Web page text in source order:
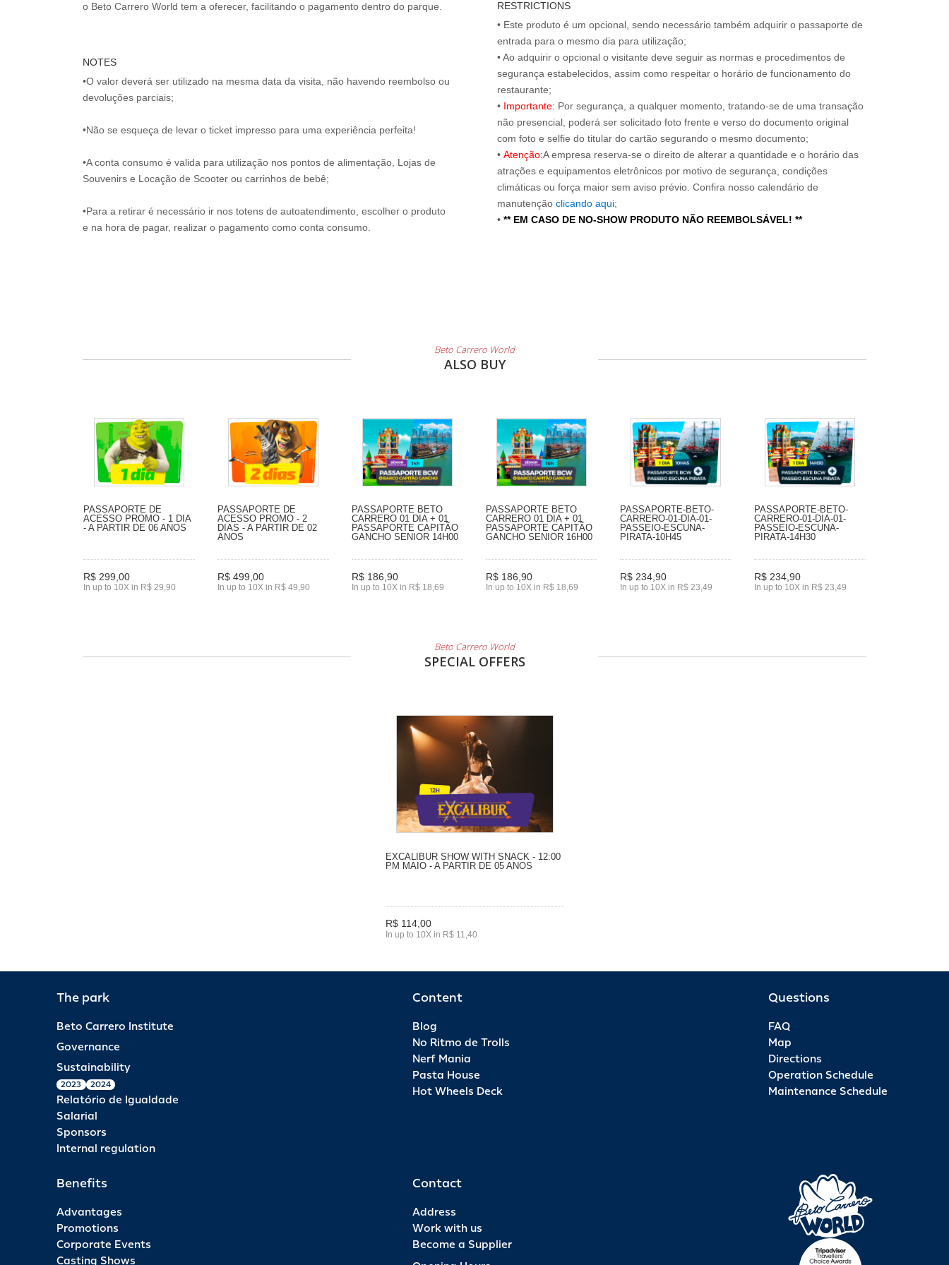
NOTES
•O valor deverá ser utilizado na mesma data da visita, não havendo reembolso ou
devoluções parciais;
•Não se esqueça de levar o ticket impresso para uma experiência perfeita!
•A conta consumo é valida para utilização nos pontos de alimentação, Lojas de
Souvenirs e Locação de Scooter ou carrinhos de bebê;
•Para a retirar é necessário ir nos totens de autoatendimento, escolher o produto
e na hora de pagar, realizar o pagamento como conta consumo.
RESTRICTIONS
• Este produto é um opcional, sendo necessário também adquirir o passaporte de
entrada para o mesmo dia para utilização;
• Ao adquirir o opcional o visitante deve seguir as normas e procedimentos de
segurança estabelecidos, assim como respeitar o horário de funcionamento do
restaurante;
• Importante: Por segurança, a qualquer momento, tratando-se de uma transação
não presencial, poderá ser solicitado foto frente e verso do documento original
com foto e selfie do titular do cartão segurando o mesmo documento;
• Atenção:A empresa reserva-se o direito de alterar a quantidade e o horário das
atrações e equipamentos eletrônicos por motivo de segurança, condições
climáticas ou força maior sem aviso prévio. Confira nosso calendário de
manutenção clicando aqui;
• ** EM CASO DE NO-SHOW PRODUTO NÃO REEMBOLSÁVEL! **
Beto Carrero World
ALSO BUY
PASSAPORTE DE
ACESSO PROMO - 1 DIA
- A PARTIR DE 06 ANOS
R$ 299,00
In up to 10X in R$ 29,90
PASSAPORTE DE
ACESSO PROMO - 2
DIAS - A PARTIR DE 02
ANOS
R$ 499,00
In up to 10X in R$ 49,90
PASSAPORTE BETO
CARRERO 01 DIA + 01
PASSAPORTE CAPITÃO
GANCHO SENIOR 14H00
R$ 186,90
In up to 10X in R$ 18,69
PASSAPORTE BETO
CARRERO 01 DIA + 01
PASSAPORTE CAPITÃO
GANCHO SENIOR 16H00
R$ 186,90
In up to 10X in R$ 18,69
PASSAPORTE-BETO-
CARRERO-01-DIA-01-
PASSEIO-ESCUNA-
PIRATA-10H45
R$ 234,90
In up to 10X in R$ 23,49
PASSAPORTE-BETO-
CARRERO-01-DIA-01-
PASSEIO-ESCUNA-
PIRATA-14H30
R$ 234,90
In up to 10X in R$ 23,49
Beto Carrero World
SPECIAL OFFERS
EXCALIBUR SHOW WITH SNACK - 12:00
PM MAIO - A PARTIR DE 05 ANOS
R$ 114,00
In up to 10X in R$ 11,40
The park
Beto Carrero Institute
Governance
Sustainability
2023 2024
Relatório de Igualdade
Salarial
Sponsors
Internal regulation
Content
Blog
No Ritmo de Trolls
Nerf Mania
Pasta House
Hot Wheels Deck
Questions
FAQ
Map
Directions
Operation Schedule
Maintenance Schedule
Benefits
Advantages
Promotions
Corporate Events
Casting Shows
Contact
Address
Work with us
Become a Supplier